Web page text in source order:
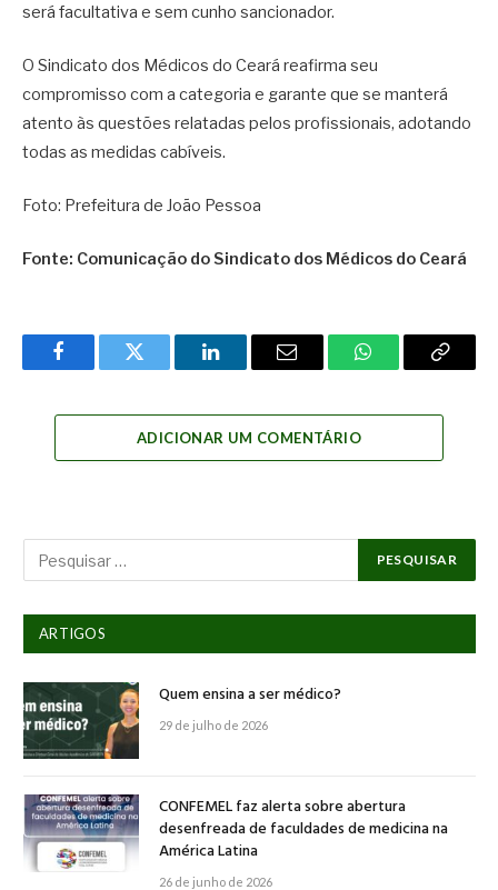
será facultativa e sem cunho sancionador.
O Sindicato dos Médicos do Ceará reafirma seu
compromisso com a categoria e garante que se manterá
atento às questões relatadas pelos profissionais, adotando
todas as medidas cabíveis.
Foto: Prefeitura de João Pessoa
Fonte: Comunicação do Sindicato dos Médicos do Ceará
FacebookTwitter LinkedInEmail WhatsAppCopy
ADICIONAR UM COMENTÁRIO
ARTIGOS
Quem ensina a ser médico?
29 de julho de 2026
CONFEMEL faz alerta sobre abertura
desenfreada de faculdades de medicina na
América Latina
26 de junho de 2026